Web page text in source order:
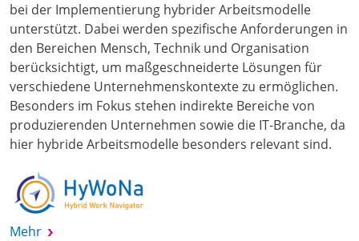
bei der Implementierung hybrider Arbeitsmodelle
unterstützt. Dabei werden spezifische Anforderungen in
den Bereichen Mensch, Technik und Organisation
berücksichtigt, um maßgeschneiderte Lösungen für
verschiedene Unternehmenskontexte zu ermöglichen.
Besonders im Fokus stehen indirekte Bereiche von
produzierenden Unternehmen sowie die IT-Branche, da
hier hybride Arbeitsmodelle besonders relevant sind.
Mehr